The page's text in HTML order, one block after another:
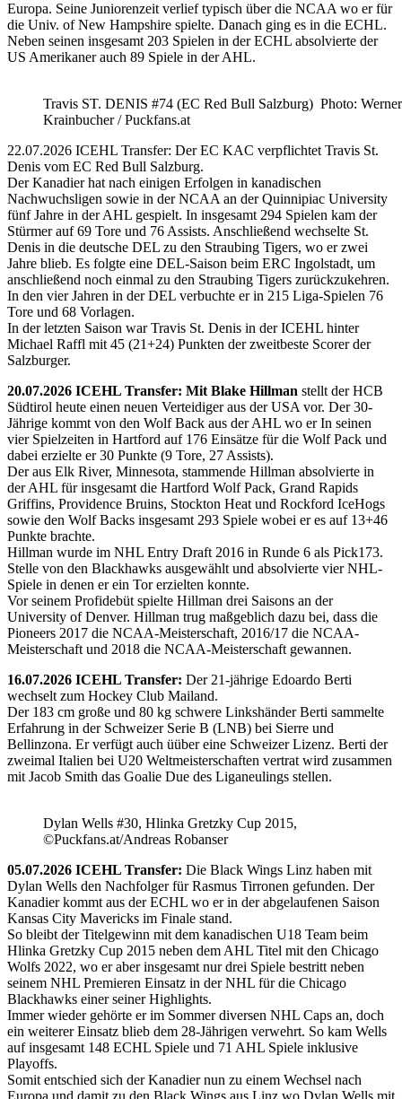
Europa. Seine Juniorenzeit verlief typisch über die NCAA wo er für
die Univ. of New Hampshire spielte. Danach ging es in die ECHL.
Neben seinen insgesamt 203 Spielen in der ECHL absolvierte der
US Amerikaner auch 89 Spiele in der AHL.
Travis ST. DENIS #74 (EC Red Bull Salzburg) Photo: Werner
Krainbucher / Puckfans.at
22.07.2026 ICEHL Transfer: Der EC KAC verpflichtet Travis St.
Denis vom EC Red Bull Salzburg.
Der Kanadier hat nach einigen Erfolgen in kanadischen
Nachwuchsligen sowie in der NCAA an der Quinnipiac University
fünf Jahre in der AHL gespielt. In insgesamt 294 Spielen kam der
Stürmer auf 69 Tore und 76 Assists. Anschließend wechselte St.
Denis in die deutsche DEL zu den Straubing Tigers, wo er zwei
Jahre blieb. Es folgte eine DEL-Saison beim ERC Ingolstadt, um
anschließend noch einmal zu den Straubing Tigers zurückzukehren.
In den vier Jahren in der DEL verbuchte er in 215 Liga-Spielen 76
Tore und 68 Vorlagen.
In der letzten Saison war Travis St. Denis in der ICEHL hinter
Michael Raffl mit 45 (21+24) Punkten der zweitbeste Scorer der
Salzburger.
20.07.2026 ICEHL Transfer: Mit Blake Hillman stellt der HCB
Südtirol heute einen neuen Verteidiger aus der USA vor. Der 30-
Jährige kommt von den Wolf Back aus der AHL wo er In seinen
vier Spielzeiten in Hartford auf 176 Einsätze für die Wolf Pack und
dabei erzielte er 30 Punkte (9 Tore, 27 Assists).
Der aus Elk River, Minnesota, stammende Hillman absolvierte in
der AHL für insgesamt die Hartford Wolf Pack, Grand Rapids
Griffins, Providence Bruins, Stockton Heat und Rockford IceHogs
sowie den Wolf Backs insgesamt 293 Spiele wobei er es auf 13+46
Punkte brachte.
Hillman wurde im NHL Entry Draft 2016 in Runde 6 als Pick173.
Stelle von den Blackhawks ausgewählt und absolvierte vier NHL-
Spiele in denen er ein Tor erzielten konnte.
Vor seinem Profidebüt spielte Hillman drei Saisons an der
University of Denver. Hillman trug maßgeblich dazu bei, dass die
Pioneers 2017 die NCAA-Meisterschaft, 2016/17 die NCAA-
Meisterschaft und 2018 die NCAA-Meisterschaft gewannen.
16.07.2026 ICEHL Transfer: Der 21-jährige Edoardo Berti
wechselt zum Hockey Club Mailand.
Der 183 cm große und 80 kg schwere Linkshänder Berti sammelte
Erfahrung in der Schweizer Serie B (LNB) bei Sierre und
Bellinzona. Er verfügt auch üüber eine Schweizer Lizenz. Berti der
zweimal Italien bei U20 Weltmeisterschaften vertrat wird zusammen
mit Jacob Smith das Goalie Due des Liganeulings stellen.
Dylan Wells #30, Hlinka Gretzky Cup 2015,
©Puckfans.at/Andreas Robanser
05.07.2026 ICEHL Transfer: Die Black Wings Linz haben mit
Dylan Wells den Nachfolger für Rasmus Tirronen gefunden. Der
Kanadier kommt aus der ECHL wo er in der abgelaufenen Saison
Kansas City Mavericks im Finale stand.
So bleibt der Titelgewinn mit dem kanadischen U18 Team beim
Hlinka Gretzky Cup 2015 neben dem AHL Titel mit den Chicago
Wolfs 2022, wo er aber insgesamt nur drei Spiele bestritt neben
seinem NHL Premieren Einsatz in der NHL für die Chicago
Blackhawks einer seiner Highlights.
Immer wieder gehörte er im Sommer diversen NHL Caps an, doch
ein weiterer Einsatz blieb dem 28-Jährigen verwehrt. So kam Wells
auf insgesamt 148 ECHL Spiele und 71 AHL Spiele inklusive
Playoffs.
Somit entschied sich der Kanadier nun zu einem Wechsel nach
Europa und damit zu den Black Wings aus Linz wo Dylan Wells mit